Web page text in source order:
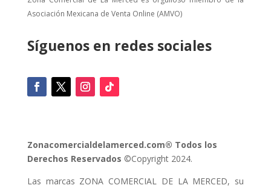
Asociación Mexicana de Venta Online (AMVO)
Síguenos en redes sociales
Zonacomercialdelamerced.com® Todos los
Derechos Reservados ©Copyright 2024.
Las marcas ZONA COMERCIAL DE LA MERCED, su